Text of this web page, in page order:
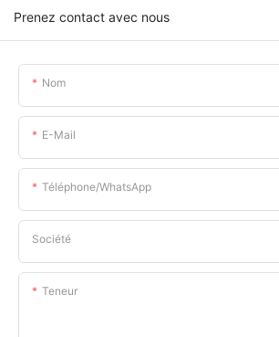
Prenez contact avec nous
Nom
E-Mail
Téléphone/WhatsApp
Société
Teneur